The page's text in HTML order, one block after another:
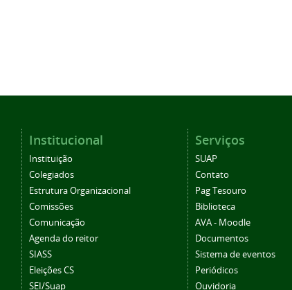
Institucional
Instituição
Colegiados
Estrutura Organizacional
Comissões
Comunicação
Agenda do reitor
SIASS
Eleições CS
SEI/Suap
Serviços
SUAP
Contato
Pag Tesouro
Biblioteca
AVA - Moodle
Documentos
Sistema de eventos
Periódicos
Ouvidoria